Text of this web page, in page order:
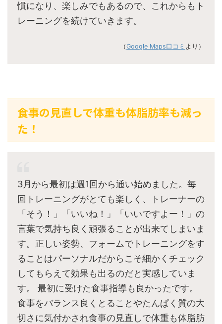
慣になり、楽しみでもあるので、これからもト
レーニングを続けていきます。
（Google Maps口コミ より）
食事の見直しで体重も体脂肪率も減っ
た！
3月から最初は週1回から通い始めました。毎
回トレーニングがとても楽しく、トレーナーの
「そう！」「いいね！」「いいですよー！」の
言葉で気持ち良く頑張ることが出来てしまいま
す。正しい姿勢、フォームでトレーニングをす
ることはパーソナルだからこそ細かくチェック
してもらえて効果も出るのだと実感していま
す。 最初に受けた食事指導も良かったです。
食事をバランス良くとることやたんぱく質の大
切さに気付かされ食事の見直しで体重も体脂肪